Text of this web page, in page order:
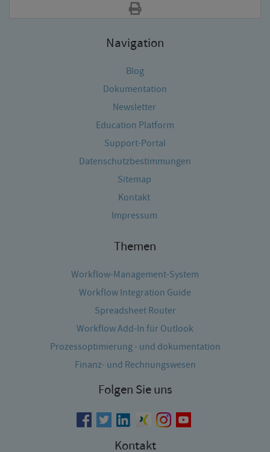
Navigation
Blog
Dokumentation
Newsletter
Education Platform
Support-Portal
Datenschutzbestimmungen
Sitemap
Kontakt
Impressum
Themen
Workflow-Management-System
Workflow Integration Guide
Spreadsheet Router
Workflow Add-In für Outlook
Prozessoptimierung - und dokumentation
Finanz- und Rechnungswesen
Folgen Sie uns
Kontakt